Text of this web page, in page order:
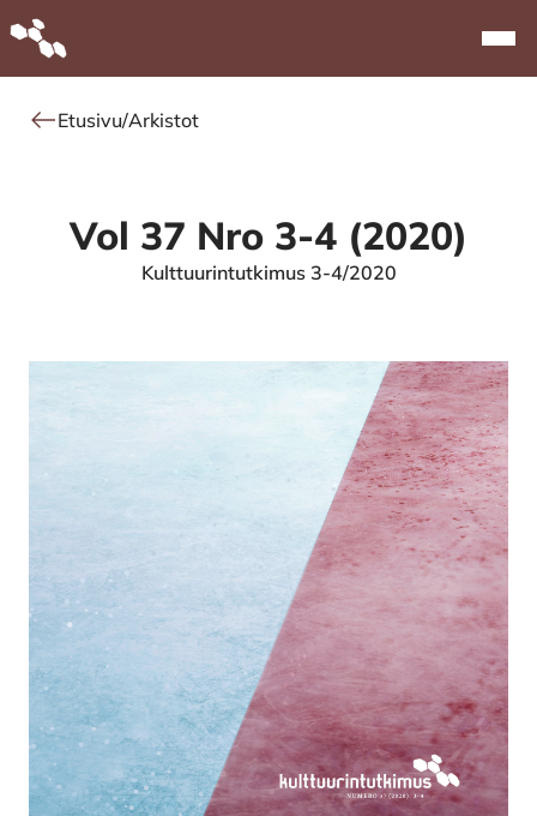
Alkuun
Etusivu/Arkistot
Vol 37 Nro 3-4 (2020)
Kulttuurintutkimus 3-4/2020